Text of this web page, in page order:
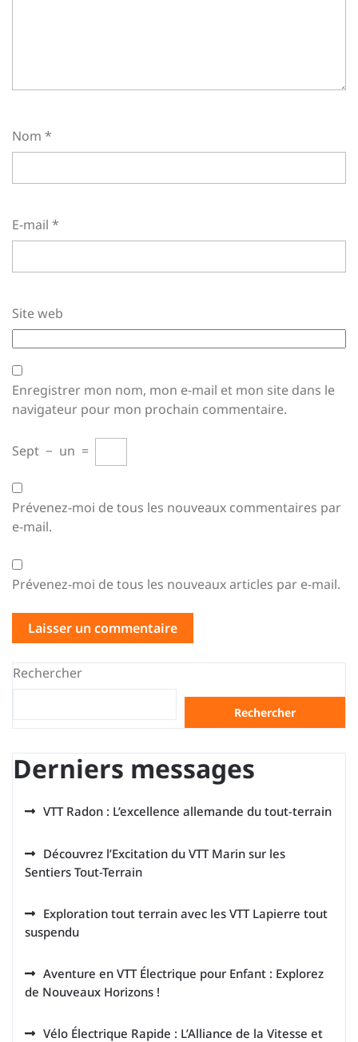
Nom *
E-mail *
Site web
Enregistrer mon nom, mon e-mail et mon site dans le
navigateur pour mon prochain commentaire.
Sept − un =
Prévenez-moi de tous les nouveaux commentaires par
e-mail.
Prévenez-moi de tous les nouveaux articles par e-mail.
Rechercher
Rechercher
Derniers messages
VTT Radon : L’excellence allemande du tout-terrain
Découvrez l’Excitation du VTT Marin sur les
Sentiers Tout-Terrain
Exploration tout terrain avec les VTT Lapierre tout
suspendu
Aventure en VTT Électrique pour Enfant : Explorez
de Nouveaux Horizons !
Vélo Électrique Rapide : L’Alliance de la Vitesse et